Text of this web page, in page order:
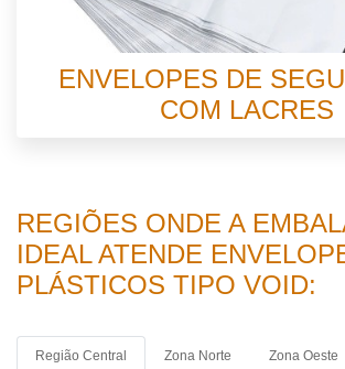
ENVELOPES DE
COM LACRES
REGIÕES ONDE A
IDEAL ATENDE
PLÁSTICOS TIPO VOID:
Região Central Zona Norte Zona Oeste